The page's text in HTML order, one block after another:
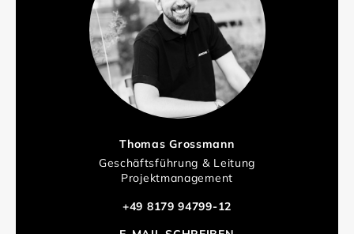
Thomas Grossmann
Geschäftsführung & Leitung
Projektmanagement
+49 8179 94799-12